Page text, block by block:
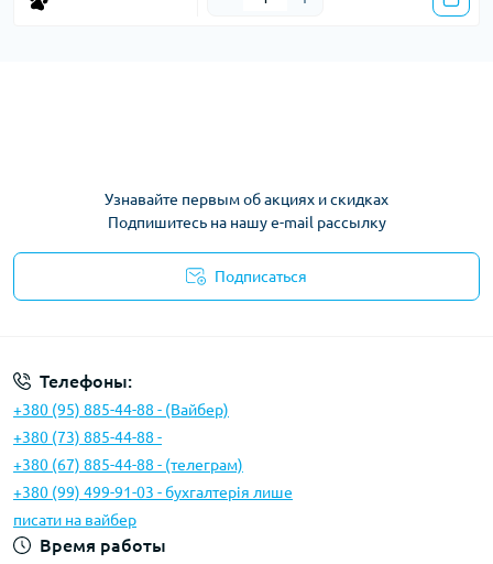
Узнавайте первым об акциях и скидках
Подпишитесь на нашу e-mail рассылку
Подписаться
Телефоны:
+380 (95) 885-44-88 - (Вайбер)
+380 (73) 885-44-88 -
+380 (67) 885-44-88 - (телеграм)
+380 (99) 499-91-03 - бухгалтерія лише
писати на вайбер
Время работы